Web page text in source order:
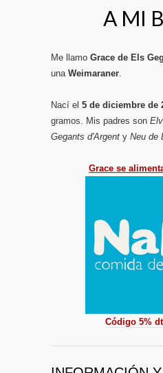
A MI
Me llamo Grace de Els
una Weimaraner
Nací el 5 de diciembre de
gramos. Mis padres son
Gegants d'Argent y Neu de
Grace se
Código 5%